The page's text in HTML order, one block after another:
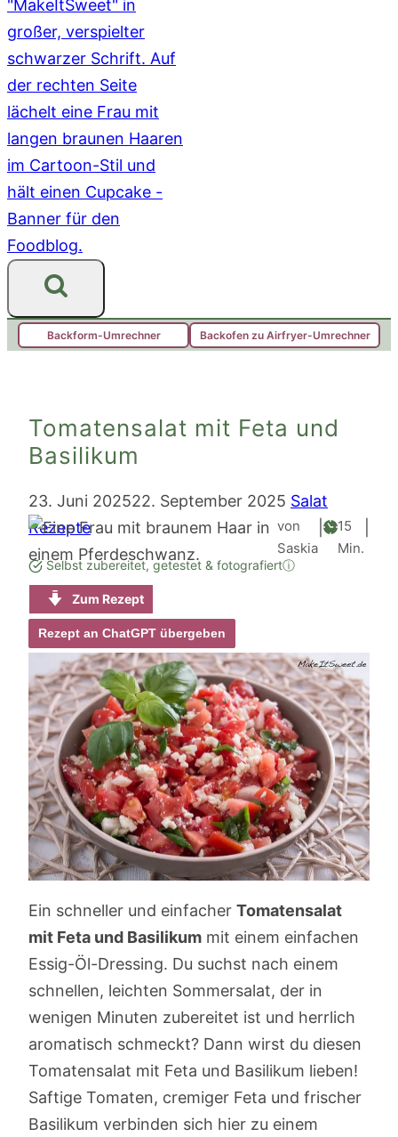
Backform-Umrechner Backofen zu Airfryer-Umrechner
Tomatensalat mit Feta und
Basilikum
23. Juni 202522. September 2025 Salat
Rezepte
von
Saskia
15
Min.
Selbst zubereitet, getestet & fotografiertⓘ
Zum Rezept
Rezept an ChatGPT übergeben
Ein schneller und einfacher Tomatensalat
mit Feta und Basilikum mit einem einfachen
Essig-Öl-Dressing. Du suchst nach einem
schnellen, leichten Sommersalat, der in
wenigen Minuten zubereitet ist und herrlich
aromatisch schmeckt? Dann wirst du diesen
Tomatensalat mit Feta und Basilikum lieben!
Saftige Tomaten, cremiger Feta und frischer
Basilikum verbinden sich hier zu einem